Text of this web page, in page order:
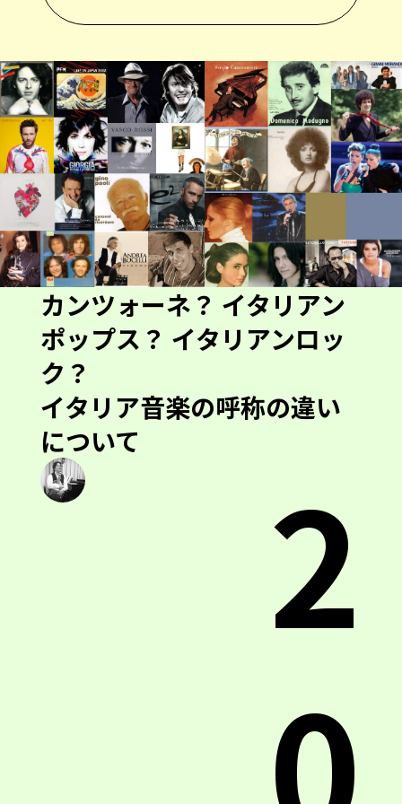
カンツォーネ？ イタリアン
ポップス？ イタリアンロッ
ク？
イタリア音楽の呼称の違い
について
2